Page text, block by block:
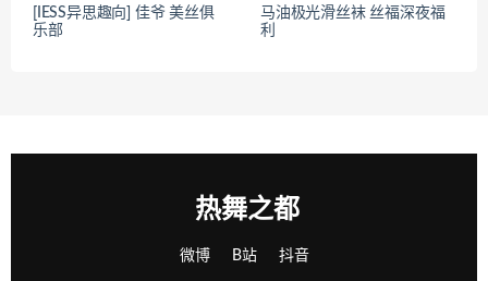
[IESS异思趣向] 佳爷 美丝俱
乐部
马油极光滑丝袜 丝福深夜福
利
热舞之都
微博 B站 抖音